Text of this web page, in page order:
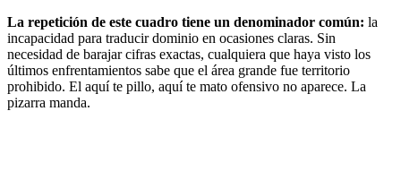
La repetición de este cuadro tiene un denominador común: la
incapacidad para traducir dominio en ocasiones claras. Sin
necesidad de barajar cifras exactas, cualquiera que haya visto los
últimos enfrentamientos sabe que el área grande fue territorio
prohibido. El aquí te pillo, aquí te mato ofensivo no aparece. La
pizarra manda.